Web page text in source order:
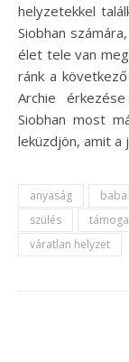
helyzetekkel
Siobhan
élet tele van
ránk a
Archie
Siobhan most
leküzdjön, amit
anyaság baba
szülés
váratlan helyzet